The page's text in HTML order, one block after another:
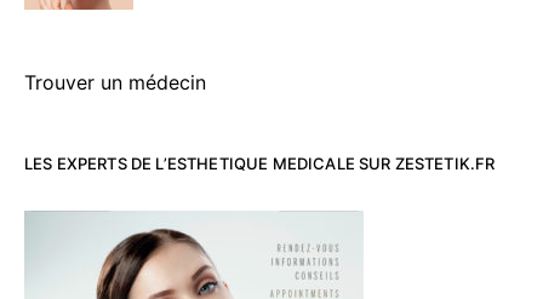
Trouver un médecin
LES EXPERTS DE L’ESTHETIQUE MEDICALE SUR ZESTETIK.FR